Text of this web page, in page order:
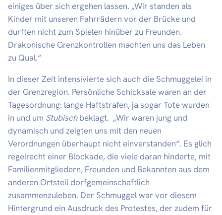
einiges über sich ergehen lassen. „Wir standen als
Kinder mit unseren Fahrrädern vor der Brücke und
durften nicht zum Spielen hinüber zu Freunden.
Drakonische Grenzkontrollen machten uns das Leben
zu Qual.“
In dieser Zeit intensivierte sich auch die Schmuggelei in
der Grenzregion. Persönliche Schicksale waren an der
Tagesordnung: lange Haftstrafen, ja sogar Tote wurden
in und um Stubischbeklagt. „Wir waren jung und
dynamisch und zeigten uns mit den neuen
Verordnungen überhaupt nicht einverstanden“. Es glich
regelrecht einer Blockade, die viele daran hinderte, mit
Familienmitgliedern, Freunden und Bekannten aus dem
anderen Ortsteil dorfgemeinschaftlich
zusammenzuleben. Der Schmuggel war vor diesem
Hintergrund ein Ausdruck des Protestes, der zudem für